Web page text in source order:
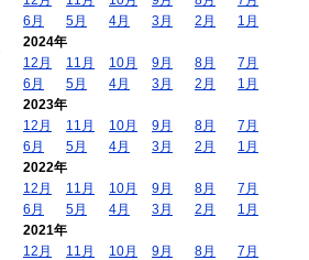
6月
5月 4月 3月 2月
1月
2024年
12月
11月 10月 9月 8月
7月
6月
5月 4月 3月 2月
1月
2023年
12月
11月 10月 9月 8月
7月
6月
5月 4月 3月 2月
1月
2022年
12月
11月 10月 9月 8月
7月
6月
5月 4月 3月 2月
1月
2021年
12月
11月 10月 9月 8月
7月